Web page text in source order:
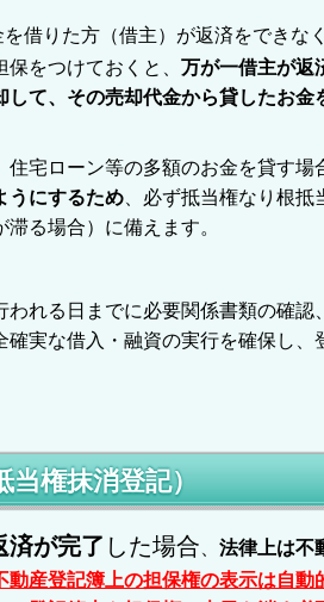
借りた方（借主）が返済をできな
をつけておくと、 万が一借主が返
て、その売却代金から貸したお金
宅ローン等の多額のお金を貸す場
うにするため 、必ず抵当権なり根
る場合）に備えます。
れる日までに必要関係書類の確認
実な借入・融資の実行を確保し、
当権抹消登記）
済が完了 した場合
法律上は不
動産登記簿上の担保権の表示は自動